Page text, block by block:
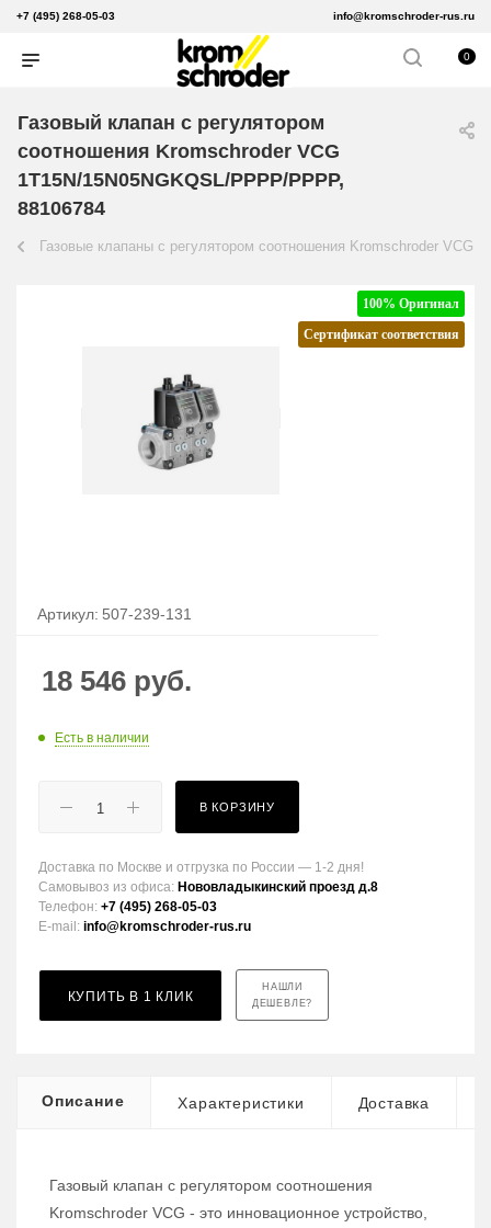
+7 (495) 268-05-03 info@kromschroder-rus.ru
0
Газовый клапан с регулятором
соотношения Kromschroder VCG
1T15N/15N05NGKQSL/PPPP/PPPP,
88106784
Газовые клапаны с регулятором соотношения Kromschroder VCG
100% Оригинал
Сертификат соответствия
Артикул: 507-239-131
18 546 руб.
Есть в наличии
В КОРЗИНУ
Доставка по Москве и отгрузка по России — 1-2 дня!
Самовывоз из офиса: Нововладыкинский проезд д.8
Телефон: +7 (495) 268-05-03
E-mail: info@kromschroder-rus.ru
КУПИТЬ В 1 КЛИК
НАШЛИ
ДЕШЕВЛЕ?
Описание Характеристики Доставка
Газовый клапан с регулятором соотношения
Kromschroder VCG - это инновационное устройство,